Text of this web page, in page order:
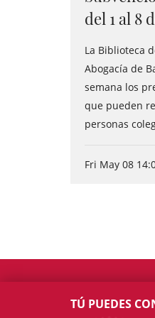
del 1 al 8
La Biblioteca
Abogacía de
semana los
que pueden
personas
Fri May 08
TÚ PUEDES